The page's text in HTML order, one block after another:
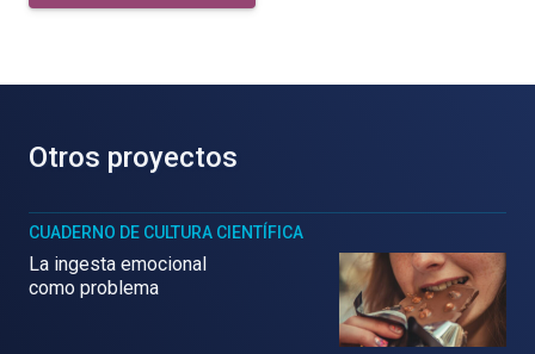
Otros proyectos
CUADERNO DE CULTURA CIENTÍFICA
La ingesta emocional
como problema